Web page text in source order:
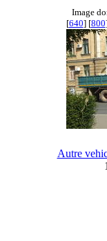
Image
[640] [800
Autre